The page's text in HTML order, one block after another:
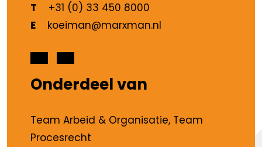
T
+31 (0) 33 450 8000
E
koeiman@marxman.nl
Onderdeel van
Team Arbeid & Organisatie, Team
Procesrecht